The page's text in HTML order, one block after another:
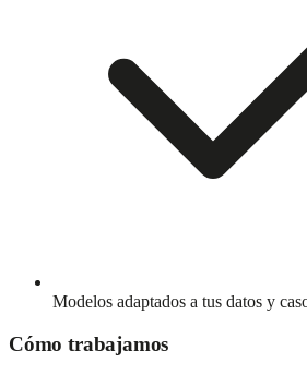
Modelos adaptados a tus datos y
Cómo trabajamos